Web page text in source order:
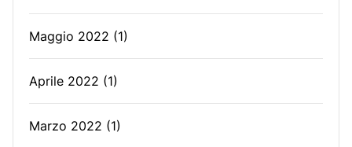
Maggio 2022 (1)
Aprile 2022 (1)
Marzo 2022 (1)